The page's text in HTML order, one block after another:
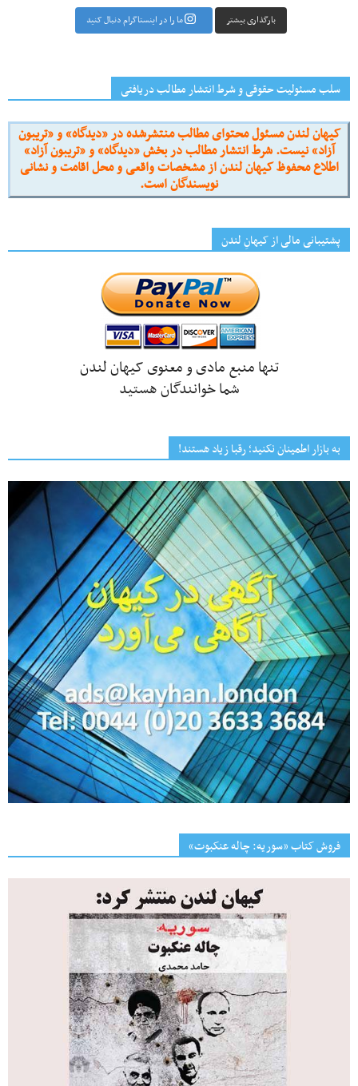
بارگذاری بیشتر ما را در اینستاگرام دنبال کنید
سلب مسئولیت حقوقی و شرط انتشار مطالب دریافتی
کیهان لندن مسئول محتوای مطالب منتشرشده در «دیدگاه» و «تریبون
آزاد» نیست. شرط انتشار مطالب در بخش «دیدگاه» و «تریبون آزاد»
اطلاع محفوظ کیهان لندن از مشخصات واقعی و محل اقامت و نشانی
نویسندگان است.
پشتیبانی مالی از کیهانِ لندن
تنها منبع مادی و معنوی کیهان لندن
شما خوانندگان هستید
به بازار اطمینان نکنید؛ رقبا زیاد هستند!
فروش کتاب «سوریه: چاله عنکبوت»